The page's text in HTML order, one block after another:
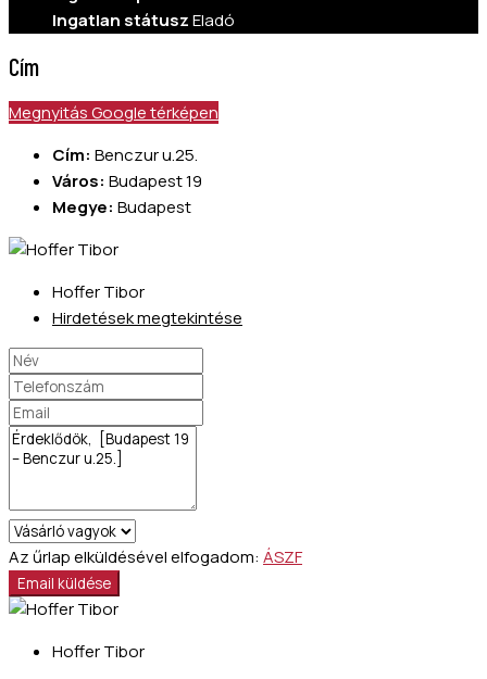
Ingatlan státuszEladó
Cím
Megnyitás Google térképen
Cím: Benczur u.25.
Város: Budapest 19
Megye: Budapest
Hoffer Tibor
Hirdetések megtekintése
Az űrlap elküldésével elfogadom: ÁSZF
Email küldése
Hoffer Tibor